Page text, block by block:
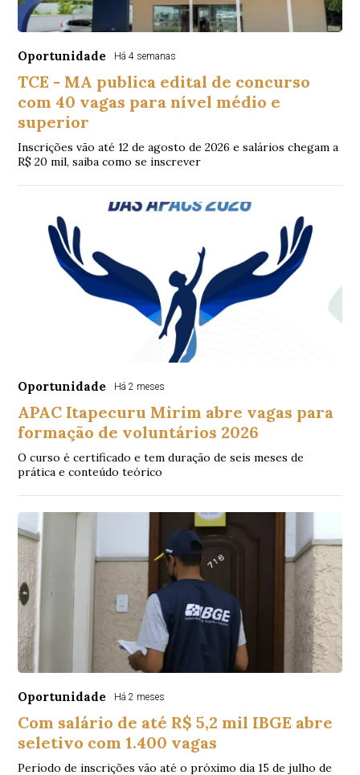
Oportunidade Há 4 semanas
TCE - MA publica edital de concurso
com 40 vagas para nível médio e
superior
Inscrições vão até 12 de agosto de 2026 e salários chegam a
R$ 20 mil, saiba como se inscrever
Oportunidade Há 2 meses
APAC Itapecuru Mirim abre vagas para
formação de voluntários 2026
O curso é certificado e tem duração de seis meses de
prática e conteúdo teórico
Oportunidade Há 2 meses
Com salário de até R$ 5,2 mil IBGE abre
seletivo com 1.400 vagas
Período de inscrições vão até o próximo dia 15 de julho de